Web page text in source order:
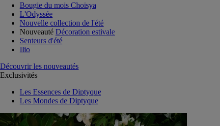
Bougie du mois Choisya
L'Odyssée
Nouvelle collection de l'été
Nouveauté Décoration estivale
Senteurs d'été
Ilio
Découvrir les nouveautés
Exclusivités
Les Essences de Diptyque
Les Mondes de Diptyque